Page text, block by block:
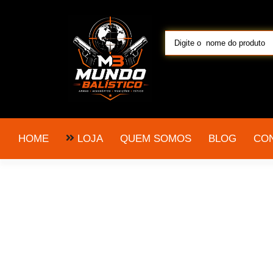
HOME LOJA QUEM SOMOS BLOG